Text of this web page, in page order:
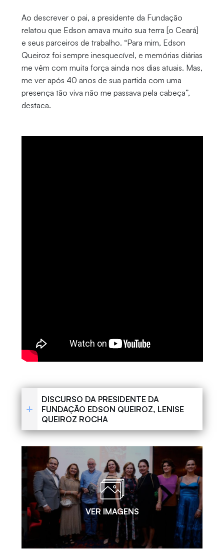
Ao descrever o pai, a presidente da Fundação
relatou que Edson amava muito sua terra [o Ceará]
e seus parceiros de trabalho. “Para mim, Edson
Queiroz foi sempre inesquecível, e memórias diárias
me vêm com muita força ainda nos dias atuais. Mas,
me ver após 40 anos de sua partida com uma
presença tão viva não me passava pela cabeça”,
destaca.
DISCURSO DA PRESIDENTE DA
FUNDAÇÃO EDSON QUEIROZ, LENISE
QUEIROZ ROCHA
VER IMAGENS